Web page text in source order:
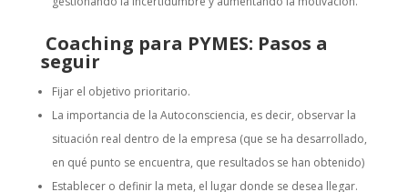
Coaching para PYMES: Pasos a
seguir
Fijar el objetivo prioritario.
La importancia de la Autoconsciencia, es decir, observar la
situación real dentro de la empresa (que se ha desarrollado,
en qué punto se encuentra, que resultados se han obtenido)
Establecer o definir la meta, el lugar donde se desea llegar.